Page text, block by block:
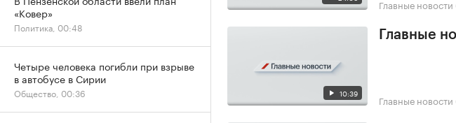
Главные новости
10:39
Главные
Главные новости
«Ковер»
Политика, 00:48
Четыре человека погибли при взрыве
в автобусе в Сирии
Общество, 00:36